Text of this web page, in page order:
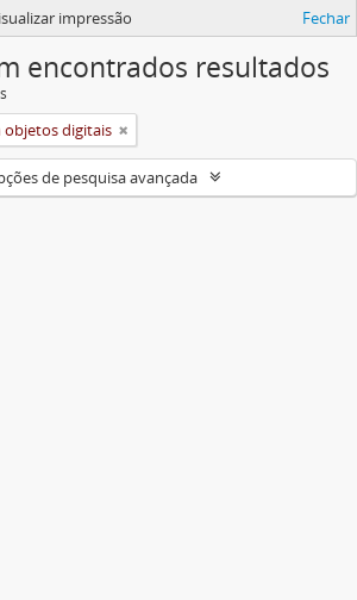
impressão Fechar
encontrados resultados
objetos digitais
de pesquisa avançada